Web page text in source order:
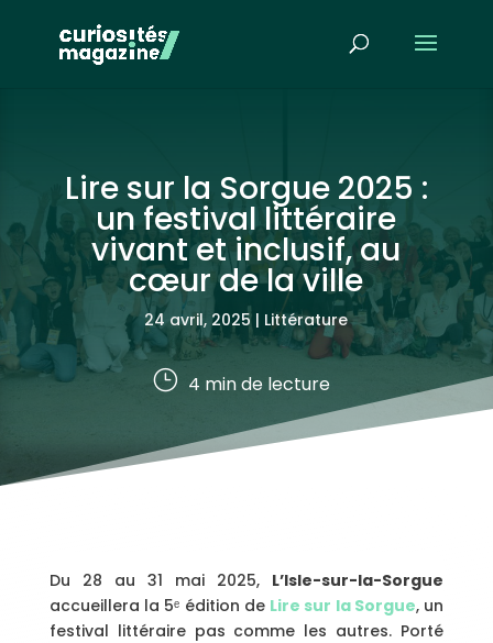
Lire sur la Sorgue 2025 :
un festival littéraire
vivant et inclusif, au
cœur de la ville
24 avril, 2025 | Littérature
} 4 min de lecture
Du 28 au 31 mai 2025, L’Isle-sur-la-Sorgue
accueillera la 5ᵉ édition de Lire sur la Sorgue, un
festival littéraire pas comme les autres. Porté